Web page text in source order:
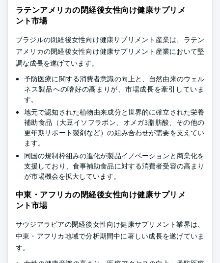
ラテンアメリカの閉経後女性向け健康サプリメ
ント市場
ブラジルの閉経後女性向け健康サプリメント産業は、ラテン
アメリカの閉経後女性向け健康サプリメント産業において堅
調な成長を遂げています。
予防医療に関する消費者意識の向上と、自然由来のウェル
ネス製品への嗜好の高まりが、市場成長を牽引していま
す。
地元で認知された植物由来成分と世界的に確立された栄養
補助食品（大豆イソフラボン、オメガ3脂肪酸、その他の
更年期サポート製剤など）の組み合わせが需要を支えてい
ます。
同国の規制枠組みの進化が製品イノベーションと商業化を
支援しており、食事補助食品に対する消費者受容の高まり
が市場機会を拡大しています。
中東・アフリカの閉経後女性向け健康サプリメ
ント市場
サウジアラビアの閉経後女性向け健康サプリメント業界は、
中東・アフリカ地域で分析期間中に著しい成長を遂げていま
す。